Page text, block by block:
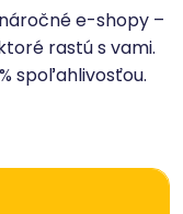
e-shopy –
rastú s vami.
spoľahlivosťou.